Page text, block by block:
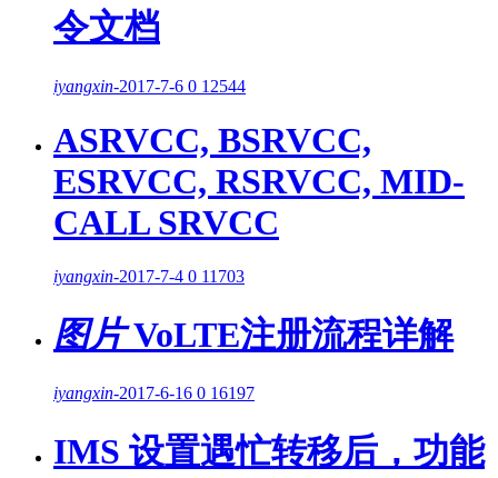
令文档
iyangxin-2017-7-6 0 12544
ASRVCC, BSRVCC,
ESRVCC, RSRVCC, MID-
CALL SRVCC
iyangxin-2017-7-4 0 11703
图片VoLTE注册流程详解
iyangxin-2017-6-16 0 16197
IMS 设置遇忙转移后，功能